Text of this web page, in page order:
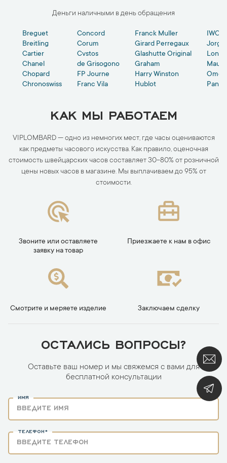
Деньги наличными в день обращения
Breguet
Breitling
Cartier
Chanel
Chopard
Chronoswiss
Concord
Corum
Cvstos
de Grisogono
FP Journe
Franc Vila
Franck Muller
Girard Perregaux
Glashutte Original
Graham
Harry Winston
Hublot
IWC
Jorg
КАК МЫ РАБОТАЕМ
VIPLOMBARD — одно из немногих мест, где часы оцениваются
как предметы часового искусства. Как правило, оценочная
стоимость швейцарских часов составляет 30-80% от розничной
цены новых часов в магазине. Мы выплачиваем до 95% от
стоимости.
Звоните или оставляете
заявку на товар
Приезжаете к нам в офис
Смотрите и меряете изделие Заключаем сделку
ОСТАЛИСЬ ВОПРОСЫ?
Оставьте ваш номер и мы свяжемся с вами для
бесплатной консультации
ИМЯ
ТЕЛЕФОН*